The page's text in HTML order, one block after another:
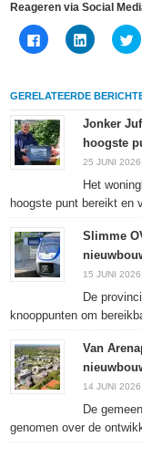
Reageren via Social
Klik
om
Facebook
(Wordt
een
nieuw
venster
geopend)
Klik
om
delen
(Wordt
een
venster
geopend)
GERELATEERDE
Jonker
hoogste
25 JUNI 2026
Het
hoogste punt bereikt en
Slimme
15 JUNI 2026
De
knooppunten om
Van
14 JUNI 2026
De
genomen over de